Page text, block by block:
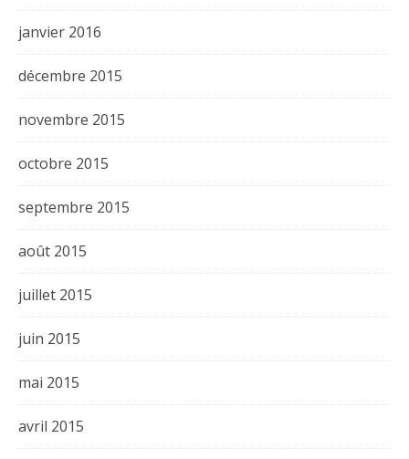
janvier 2016
décembre 2015
novembre 2015
octobre 2015
septembre 2015
août 2015
juillet 2015
juin 2015
mai 2015
avril 2015